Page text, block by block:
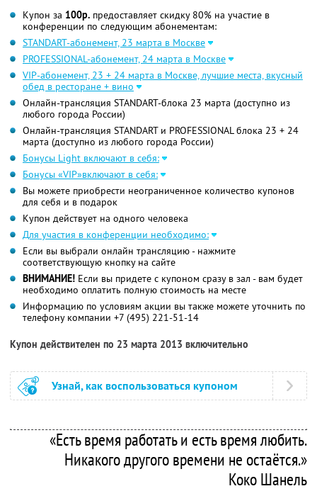
Купон за 100р. предоставляет скидку 80% на участие в
конференции по следующим абонементам:
STANDART-абонемент, 23 марта в Москве
PROFESSIONAL-абонемент, 24 марта в Москве
VIP-абонемент, 23 + 24 марта в Москве, лучшие места, вкусный
обед в ресторане + вино
Онлайн-трансляция STANDART-блока 23 марта (доступно из
любого города России)
Онлайн-трансляция STANDART и PROFESSIONAL блока 23 + 24
марта (доступно из любого города России)
Бонусы Light включают в себя:
Бонусы «VIP»включают в себя:
Вы можете приобрести неограниченное количество купонов
для себя и в подарок
Купон действует на одного человека
Для участия в конференции необходимо:
Если вы выбрали онлайн трансляцию - нажмите
соответствующую кнопку на сайте
ВНИМАНИЕ! Если вы придете с купоном сразу в зал - вам будет
необходимо оплатить полную стоимость на месте
Информацию по условиям акции вы также можете уточнить по
телефону компании +7 (495) 221-51-14
Купон действителен по 23 марта 2013 включительно
Узнай, как воспользоваться купоном
«Есть время работать и есть время любить.
Никакого другого времени не остаётся.»
Коко Шанель